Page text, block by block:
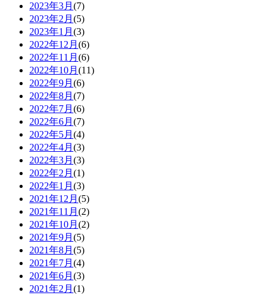
2023年3月 (7)
2023年2月 (5)
2023年1月 (3)
2022年12月 (6)
2022年11月 (6)
2022年10月 (11)
2022年9月 (6)
2022年8月 (7)
2022年7月 (6)
2022年6月 (7)
2022年5月 (4)
2022年4月 (3)
2022年3月 (3)
2022年2月 (1)
2022年1月 (3)
2021年12月 (5)
2021年11月 (2)
2021年10月 (2)
2021年9月 (5)
2021年8月 (5)
2021年7月 (4)
2021年6月 (3)
2021年2月 (1)